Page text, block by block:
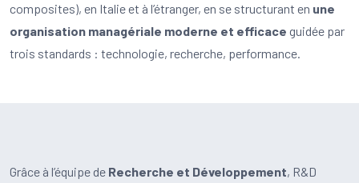
composites), en Italie et à l’étranger, en se structurant en une
organisation managériale moderne et efficace guidée par
trois standards : technologie, recherche, performance.
Grâce à l’équipe de Recherche et Développement, R&D